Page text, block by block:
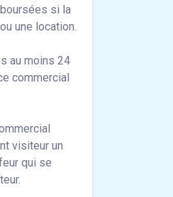
si la
une location.
au moins 24
commercial
visiteur un
qui se